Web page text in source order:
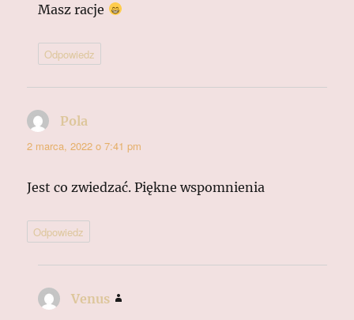
Masz racje
Odpowiedz
Pola
2 marca, 2022 o 7:41 pm
Jest co zwiedzać. Piękne wspomnienia
Odpowiedz
Venus